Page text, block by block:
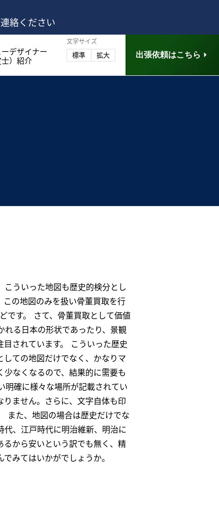
絡ください
デザイナー
士）紹介
文字サイズ
標準 拡大 出張依頼はこちら
ういった地図も歴史的検分とし
この地図のみを扱い骨董買取を行
です。 さて、骨董買取として価値
れる日本の形状であったり、景観
されています。 こういった歴史
ての地図だけでなく、かなりマ
なくなるので、結果的に需要も
明確に様々な場所が記載されてい
ません。さらに、文字自体も印
また、地図の場合は歴史だけでな
代、江戸時代に明治維新、明治に
から安いという訳でも無く、精
みてはいかがでしょうか。